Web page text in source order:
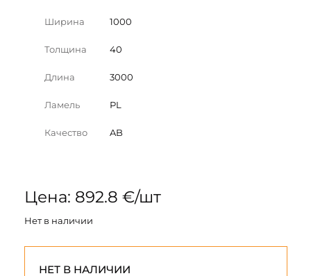
Ширина 1000
Толщина 40
Длина 3000
Ламель PL
Качество AB
Цена: 892.8 €/шт
Нет в наличии
НЕТ В НАЛИЧИИ